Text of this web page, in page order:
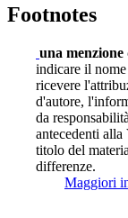
Footnotes
una
indicare il nome
ricevere
d'autore,
da
antecedenti
titolo del
differenze.
Maggiori